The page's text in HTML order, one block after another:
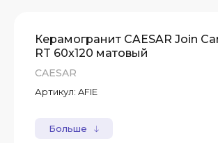
Керамогранит CAESAR Join
RT 60x120 матовый
CAESAR
Артикул: AFIE
Больше